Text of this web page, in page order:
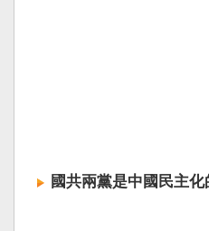
國共兩黨是中國民主